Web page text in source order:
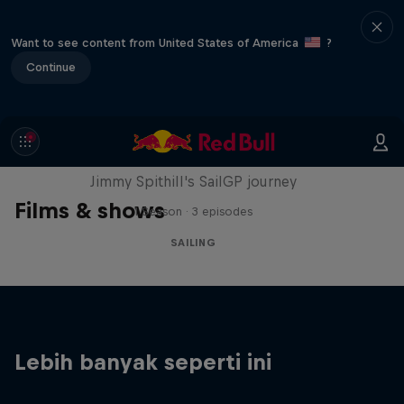
Want to see content from United States of America
?
Continue
Films & shows
Uncharted
Jimmy Spithill's SailGP journey
1 Season · 3 episodes
SAILING
Lebih banyak seperti ini